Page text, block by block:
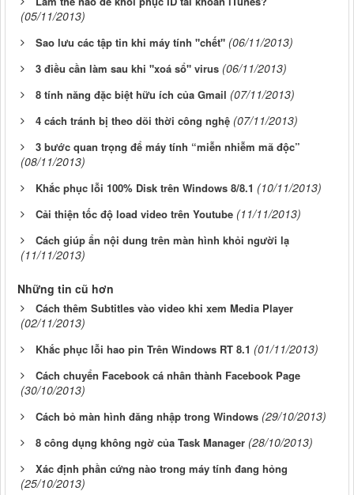
(05/11/2013)
Sao lưu các tập tin khi máy tính "chết" (06/11/2013)
3 điều cần làm sau khi "xoá sổ" virus (06/11/2013)
8 tính năng đặc biệt hữu ích của Gmail (07/11/2013)
4 cách tránh bị theo dõi thời công nghệ (07/11/2013)
3 bước quan trọng để máy tính “miễn nhiễm mã độc”
(08/11/2013)
Khắc phục lỗi 100% Disk trên Windows 8/8.1 (10/11/2013)
Cải thiện tốc độ load video trên Youtube (11/11/2013)
Cách giúp ẩn nội dung trên màn hình khỏi người lạ
(11/11/2013)
Những tin cũ hơn
Cách thêm Subtitles vào video khi xem Media Player
(02/11/2013)
Khắc phục lỗi hao pin Trên Windows RT 8.1 (01/11/2013)
Cách chuyển Facebook cá nhân thành Facebook Page
(30/10/2013)
Cách bỏ màn hình đăng nhập trong Windows (29/10/2013)
8 công dụng không ngờ của Task Manager (28/10/2013)
Xác định phần cứng nào trong máy tính đang hỏng
(25/10/2013)